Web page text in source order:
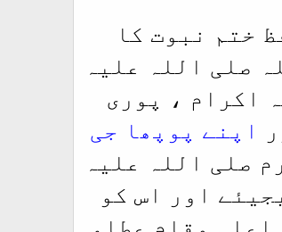
ختم نبوت کا
صلی اللہ علیہ
اکرام ، پوری
اپنے پوپھا جی
صلی اللہ علیہ
اور اس کو
مقام عطاء